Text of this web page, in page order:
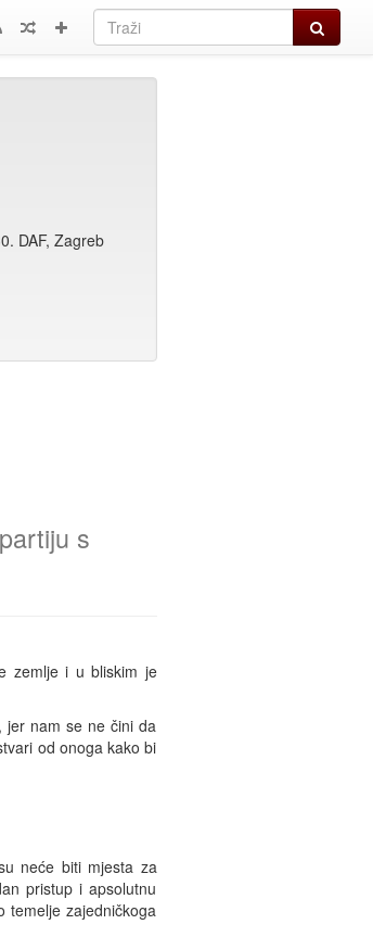
Traži
DAF, Zagreb
s
zemlje i u bliskim je
jer nam se ne čini da
od onoga kako bi
neće biti mjesta za
pristup i apsolutnu
temelje zajedničkoga